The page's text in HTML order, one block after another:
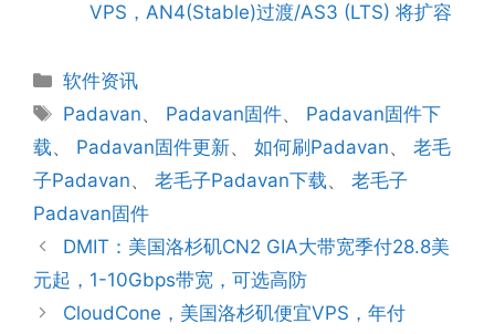
VPS，AN4(Stable)过渡/AS3 (LTS) 将扩容
分
类
软件资讯
标
签
Padavan、 Padavan固件、 Padavan固件下
载、 Padavan固件更新、 如何刷Padavan、 老毛
子Padavan、 老毛子Padavan下载、 老毛子
Padavan固件
DMIT：美国洛杉矶CN2 GIA大带宽季付28.8美
元起，1-10Gbps带宽，可选高防
CloudCone，美国洛杉矶便宜VPS，年付